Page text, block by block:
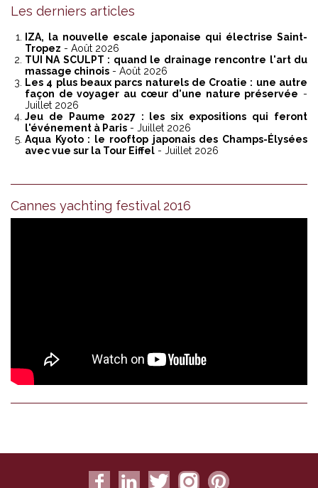
Les derniers articles
IZA, la nouvelle escale japonaise qui électrise Saint-
Tropez - Août 2026
TUI NA SCULPT : quand le drainage rencontre l'art du
massage chinois - Août 2026
Les 4 plus beaux parcs naturels de Croatie : une autre
façon de voyager au cœur d'une nature préservée -
Juillet 2026
Jeu de Paume 2027 : les six expositions qui feront
l'événement à Paris - Juillet 2026
Aqua Kyoto : le rooftop japonais des Champs-Élysées
avec vue sur la Tour Eiffel - Juillet 2026
Cannes yachting festival 2016